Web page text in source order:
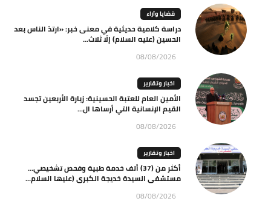
قضايا وآراء
دراسة كلامية حديثية في معنى خبر: «ارتدّ الناس بعد
الحسين (عليه السلام) إلّا ثلاث...
08/08/2026
اخبار وتقارير
الأمين العام للعتبة الحسينية: زيارة الأربعين تجسد
القيم الإنسانية التي أرساها ال...
08/08/2026
اخبار وتقارير
أكثر من (37) ألف خدمة طبية وفحص تشخيصي…
مستشفى السيدة خديجة الكبرى (عليها السلام...
08/08/2026